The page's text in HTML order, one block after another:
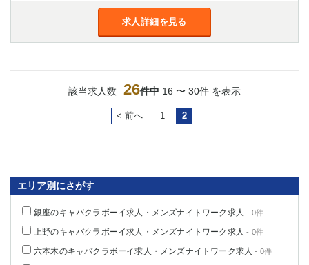
求人詳細を見る
該当求人数 26件中 16 〜 30件 を表示
< 前へ 1 2
エリア別にさがす
銀座のキャバクラボーイ求人・メンズナイトワーク求人 - 0件
上野のキャバクラボーイ求人・メンズナイトワーク求人 - 0件
六本木のキャバクラボーイ求人・メンズナイトワーク求人 - 0件